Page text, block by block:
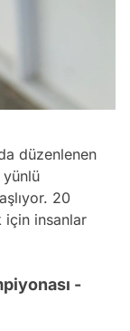
düzenlenen
20
için insanlar
-